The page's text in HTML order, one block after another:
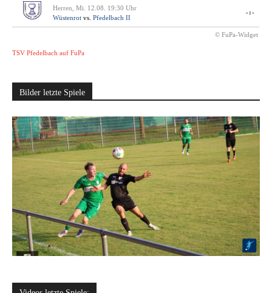
Herren, Mi. 12.08. 19:30 Uhr
Wüstenrot vs. Pfedelbach II
-:-
© FuPa-Widget
TSV Pfedelbach auf FuPa
Bilder letzte Spiele